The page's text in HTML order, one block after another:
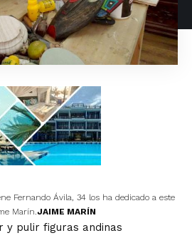
Fernando Ávila, 34 los ha dedicado a este
Marín.JAIME MARÍN
y pulir figuras andinas